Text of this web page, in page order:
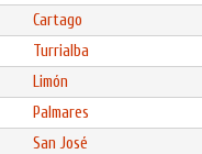
Cartago
Turrialba
Limón
Palmares
San José